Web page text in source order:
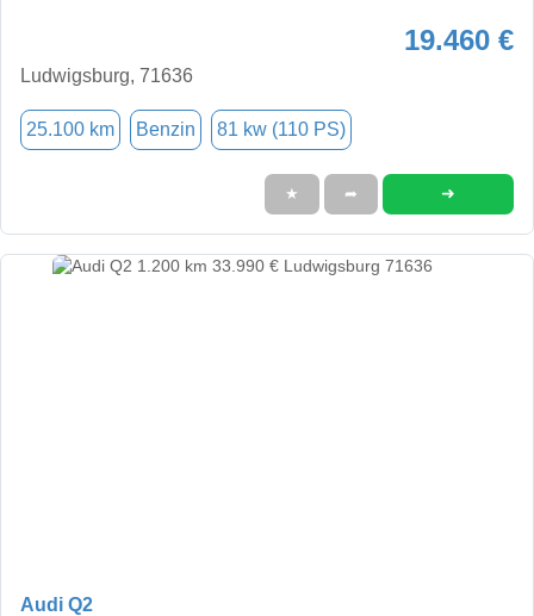
19.460 €
Ludwigsburg, 71636
25.100 km Benzin 81 kw (110 PS)
★ ➦ ➜
Audi Q2